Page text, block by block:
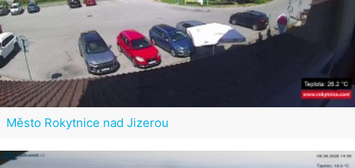
Město Rokytnice nad Jizerou